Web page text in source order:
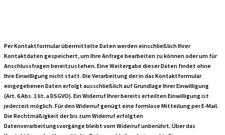
Per Kontaktformular übermittelte Daten werden einschließlich Ihrer
Kontaktdaten gespeichert, um Ihre Anfrage bearbeiten zu können oder um für
Anschlussfragen bereitzustehen. Eine Weitergabe dieser Daten findet ohne
Ihre Einwilligung nicht statt. Die Verarbeitung der in das Kontaktformular
eingegebenen Daten erfolgt ausschließlich auf Grundlage Ihrer Einwilligung
(Art. 6 Abs. 1 lit. a DSGVO). Ein Widerruf Ihrer bereits erteilten Einwilligung ist
jederzeit möglich. Für den Widerruf genügt eine formlose Mitteilung per E-Mail.
Die Rechtmäßigkeit der bis zum Widerruf erfolgten
Datenverarbeitungsvorgänge bleibt vom Widerruf unberührt. Über das